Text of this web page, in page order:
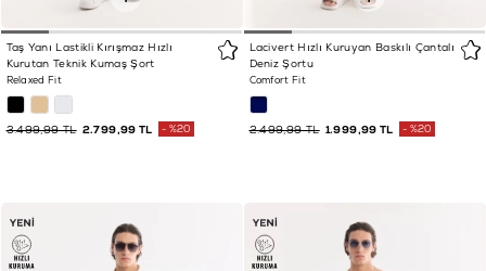
Taş Yanı Lastikli Kırışmaz Hızlı
Kurutan Teknik Kumaş Şort
Relaxed Fit
2.799,99 TL
3.499,99 TL %20
Lacivert Hızlı Kuruyan Baskılı Çantalı
Deniz Şortu
Comfort Fit
1.999,99 TL
2.499,99 TL %20